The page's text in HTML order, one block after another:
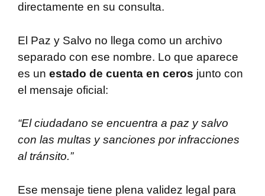
directamente en su consulta.
El Paz y Salvo no llega como un archivo
separado con ese nombre. Lo que aparece
es un estado de cuenta en ceros junto con
el mensaje oficial:
“El ciudadano se encuentra a paz y salvo
con las multas y sanciones por infracciones
al tránsito.”
Ese mensaje tiene plena validez legal para